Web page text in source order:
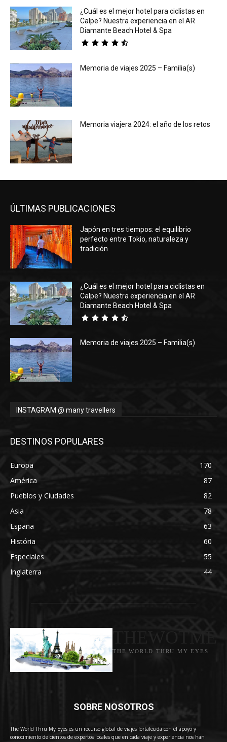
¿Cuál es el mejor hotel para ciclistas en
Calpe? Nuestra experiencia en el AR
Diamante Beach Hotel & Spa
Memoria de viajes 2025 – Familia(s)
Memoria viajera 2024: el año de los retos
ÚLTIMAS PUBLICACIONES
Japón en tres tiempos: el equilibrio
perfecto entre Tokio, naturaleza y
tradición
¿Cuál es el mejor hotel para ciclistas en
Calpe? Nuestra experiencia en el AR
Diamante Beach Hotel & Spa
Memoria de viajes 2025 – Familia(s)
INSTAGRAM @ many travellers
DESTINOS POPULARES
Europa
170
América
87
Pueblos y Ciudades
82
Asia
78
España
63
História
60
Especiales
55
Inglaterra
44
THE WORLD THRU MY EYES
SOBRE NOSOTROS
The World Thru My Eyes es un recurso global de viajes fortalecida con el apoyo y
conocimiento de cientos de expertos locales que en cada viaje y experiencia nos han